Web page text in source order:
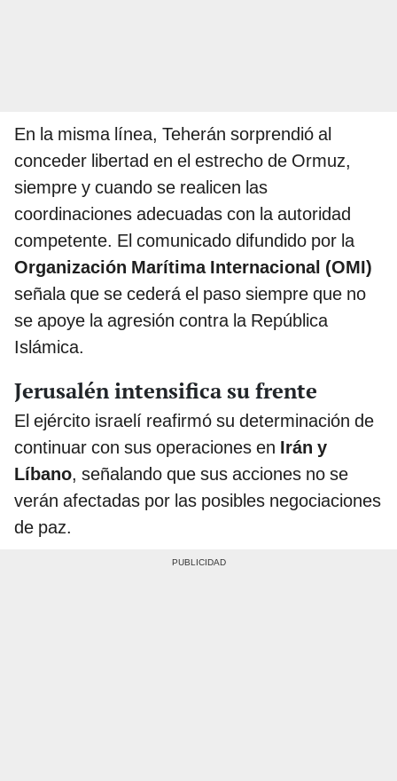
En la misma línea, Teherán sorprendió al
conceder libertad en el estrecho de Ormuz,
siempre y cuando se realicen las
coordinaciones adecuadas con la autoridad
competente. El comunicado difundido por la
Organización Marítima Internacional (OMI)
señala que se cederá el paso siempre que no
se apoye la agresión contra la República
Islámica.
Jerusalén intensifica su frente
El ejército israelí reafirmó su determinación de
continuar con sus operaciones en Irán y
Líbano, señalando que sus acciones no se
verán afectadas por las posibles negociaciones
de paz.